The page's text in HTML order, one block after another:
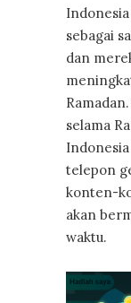
sebagai
dan
selama
telepon
konten-
akan
waktu.